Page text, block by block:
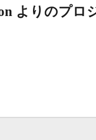
よりのプロ